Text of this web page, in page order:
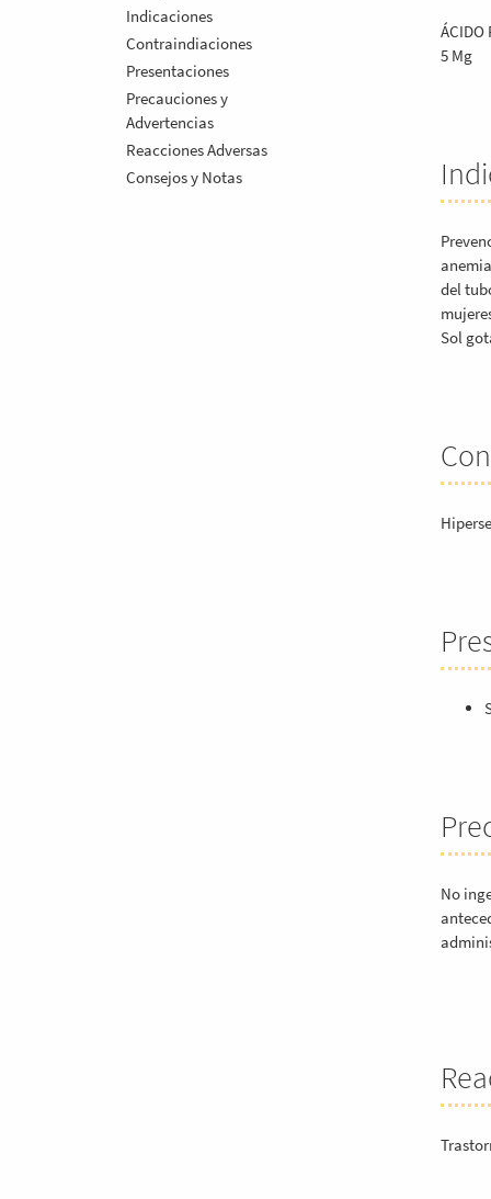
Indicaciones
Contraindiaciones
Presentaciones
Precauciones y
Advertencias
Reacciones Adversas
Consejos y Notas
ÁCIDO
5 Mg
del
Sol
No